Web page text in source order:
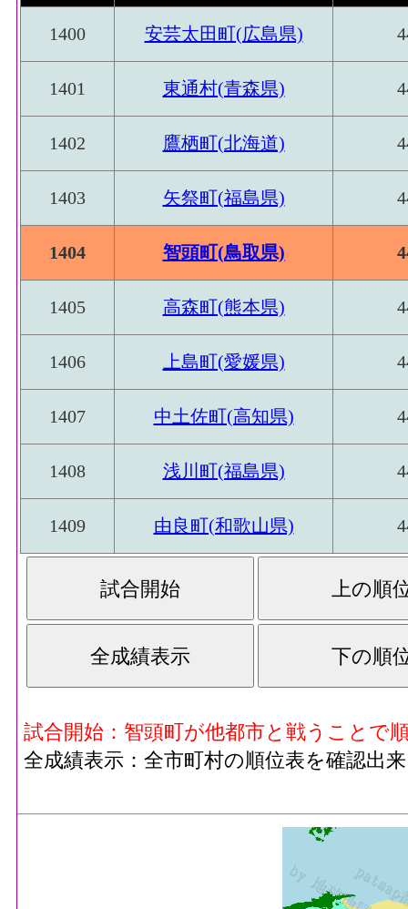
1400 安芸太田町(広島県)
1401 東通村(青森県)
1402 鷹栖町(北海道)
1403 矢祭町(福島県)
1404 智頭町(鳥取県)
1405 高森町(熊本県)
1406 上島町(愛媛県)
1407 中土佐町(高知県)
1408 浅川町(福島県)
1409 由良町(和歌山県)
試合開始：智頭町が他都市と戦うことで
全成績表示：全市町村の順位表を確認出